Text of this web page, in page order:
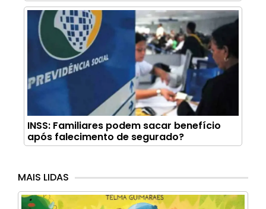
INSS: Familiares podem sacar benefício
após falecimento de segurado?
MAIS LIDAS